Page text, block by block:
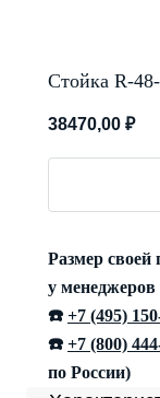
Стойка R-
38470,00 ₽
Размер своей
у
☎️ +7 (495)
☎️ +7 (800)
по России)